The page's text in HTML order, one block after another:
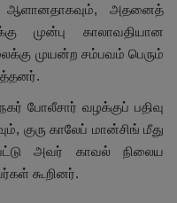
ஆளானதாகவும், அதனைத்
முன்பு காலாவதியான
முயன்ற சம்பவம் பெரும்
போலீசார் வழக்குப் பதிவு
குரு காலேப் மான்சிங் மீது
அவர் காவல் நிலைய
கூறினர்.